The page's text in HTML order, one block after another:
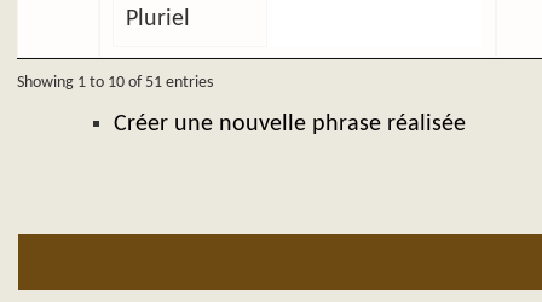
Pluriel
Showing 1 to 10 of 51 entries
Créer une nouvelle phrase réalisée